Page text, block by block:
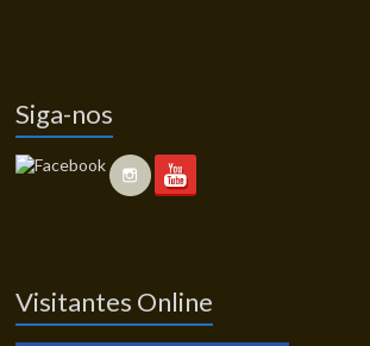
Siga-nos
Visitantes Online